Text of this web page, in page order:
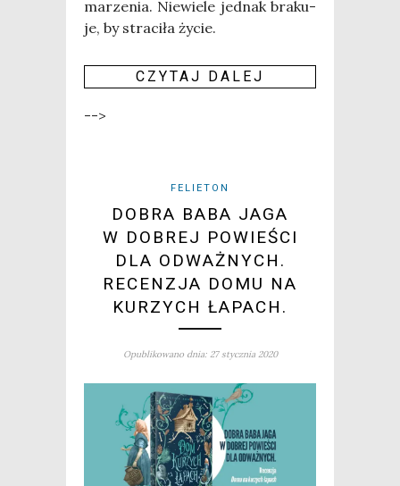
marze­nia. Nie­wie­le jed­nak bra­ku­
je, by stra­ci­ła życie.
CZY­TAJ DALEJ
-->
FELIETON
DOBRA BABA JAGA
W DOBREJ POWIEŚCI
DLA ODWAŻNYCH.
RECENZJA DOMU NA
KURZYCH ŁAPACH.
Opublikowano dnia: 27 stycznia 2020